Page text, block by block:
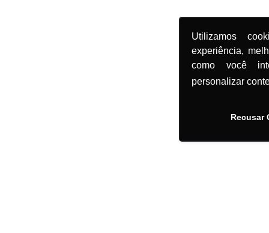
Utilizamos
experiência,
como você
personalizar
Recusar